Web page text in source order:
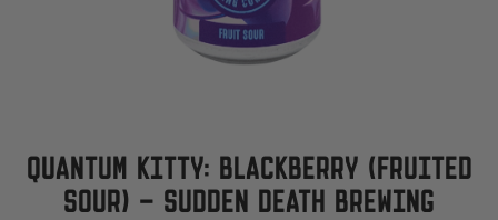
QUANTUM KITTY: BLACKBERRY (FRUITED
SOUR) – SUDDEN DEATH BREWING